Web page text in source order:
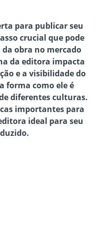
para publicar seu
crucial que pode
obra no mercado
da editora impacta
e a visibilidade do
forma como ele é
diferentes culturas.
importantes para
ideal para seu